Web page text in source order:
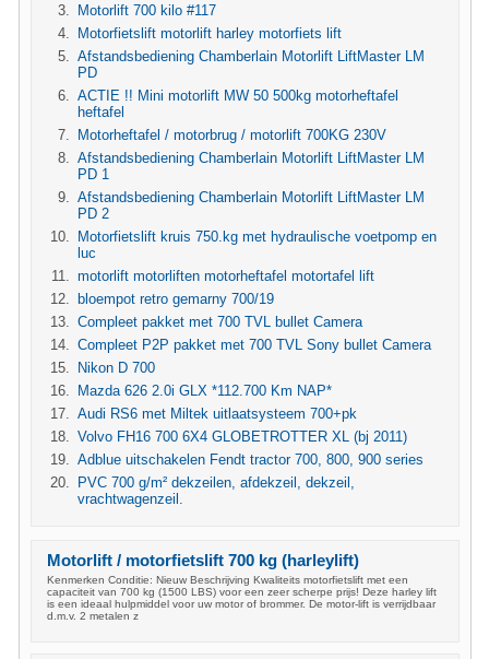
Motorlift 700 kilo #117
Motorfietslift motorlift harley motorfiets lift
Afstandsbediening Chamberlain Motorlift LiftMaster LM
PD
ACTIE !! Mini motorlift MW 50 500kg motorheftafel
heftafel
Motorheftafel / motorbrug / motorlift 700KG 230V
Afstandsbediening Chamberlain Motorlift LiftMaster LM
PD 1
Afstandsbediening Chamberlain Motorlift LiftMaster LM
PD 2
Motorfietslift kruis 750.kg met hydraulische voetpomp en
luc
motorlift motorliften motorheftafel motortafel lift
bloempot retro gemarny 700/19
Compleet pakket met 700 TVL bullet Camera
Compleet P2P pakket met 700 TVL Sony bullet Camera
Nikon D 700
Mazda 626 2.0i GLX *112.700 Km NAP*
Audi RS6 met Miltek uitlaatsysteem 700+pk
Volvo FH16 700 6X4 GLOBETROTTER XL (bj 2011)
Adblue uitschakelen Fendt tractor 700, 800, 900 series
PVC 700 g/m² dekzeilen, afdekzeil, dekzeil,
vrachtwagenzeil.
Motorlift / motorfietslift 700 kg (harleylift)
Kenmerken Conditie: Nieuw Beschrijving Kwaliteits motorfietslift met een
capaciteit van 700 kg (1500 LBS) voor een zeer scherpe prijs! Deze harley lift
is een ideaal hulpmiddel voor uw motor of brommer. De motor-lift is verrijdbaar
d.m.v. 2 metalen z